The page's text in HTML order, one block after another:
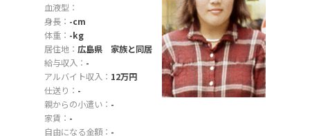
血液型：
身長： -cm
体重： -kg
居住地： 広島県 家族と同居
給与収入： -
アルバイト収入： 12万円
仕送り： -
親からの小遣い： -
家賃： -
自由になる金額： -